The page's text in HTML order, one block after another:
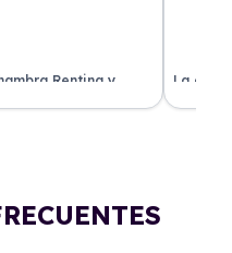
Renting y
transparente y sin
La